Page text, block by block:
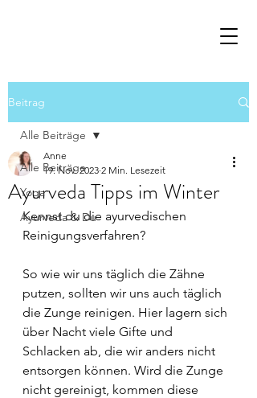
Beitrag
Alle Beiträge
Yoga
Ayurveda & Du
Alle Beiträge
Ayurveda Tipps im Winter
Anne
19. Nov. 2023 2 Min. Lesezeit
Kennst du die ayurvedischen
Reinigungsverfahren?
So wie wir uns täglich die Zähne
putzen, sollten wir uns auch täglich
die Zunge reinigen. Hier lagern sich
über Nacht viele Gifte und
Schlacken ab, die wir anders nicht
entsorgen können. Wird die Zunge
nicht gereinigt, kommen diese